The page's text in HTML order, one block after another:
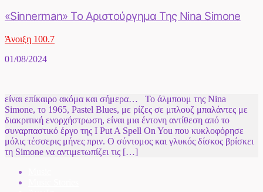
«Sinnerman» Το Αριστούργημα Της Nina Simone
Άνοιξη 100.7
01/08/2024
είναι επίκαιρο ακόμα και σήμερα… Το άλμπουμ της Nina
Simone, το 1965, Pastel Blues, με ρίζες σε μπλουζ μπαλάντες με
διακριτική ενορχήστρωση, είναι μια έντονη αντίθεση από το
συναρπαστικό έργο της I Put A Spell On You που κυκλοφόρησε
μόλις τέσσερις μήνες πριν. Ο σύντομος και γλυκός δίσκος βρίσκει
τη Simone να αντιμετωπίζει τις […]